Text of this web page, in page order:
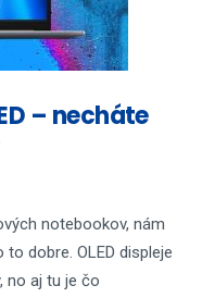
– necháte
notebookov, nám
dobre. OLED displeje
no aj tu je čo